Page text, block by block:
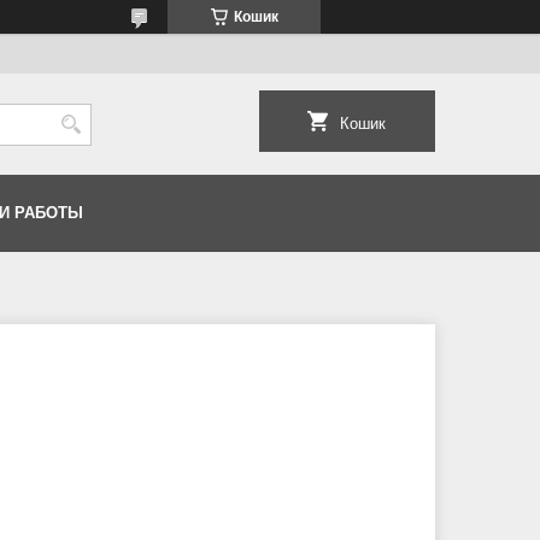
Кошик
Кошик
РАБОТЫ